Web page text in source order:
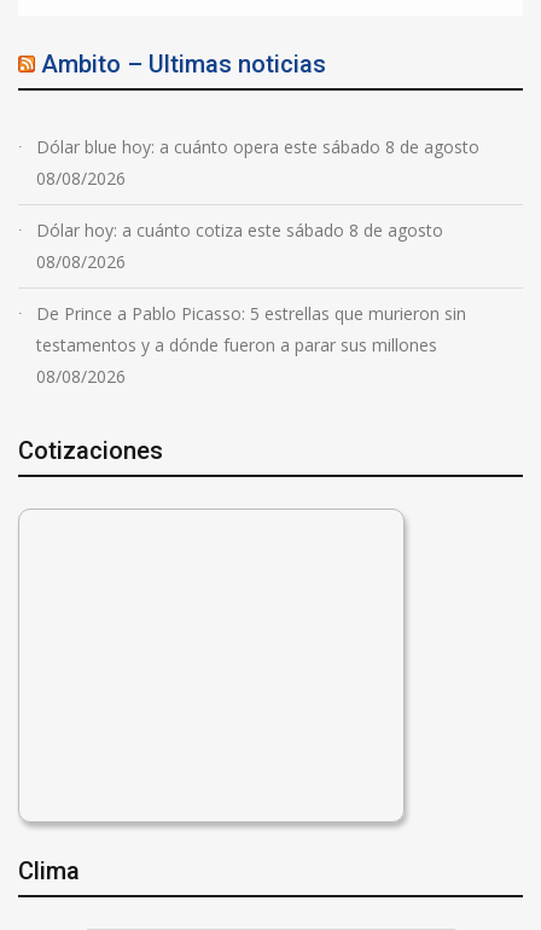
Ambito – Ultimas noticias
Dólar blue hoy: a cuánto opera este sábado 8 de agosto
08/08/2026
Dólar hoy: a cuánto cotiza este sábado 8 de agosto
08/08/2026
De Prince a Pablo Picasso: 5 estrellas que murieron sin
testamentos y a dónde fueron a parar sus millones
08/08/2026
Cotizaciones
Clima